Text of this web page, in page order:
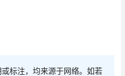
标注，均来源于网络。如若